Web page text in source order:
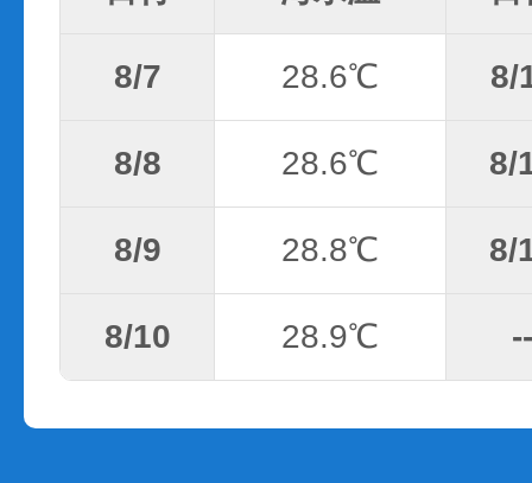
8/7 28.6℃ 8/
8/8 28.6℃ 8/
8/9 28.8℃ 8/
8/10 28.9℃ --